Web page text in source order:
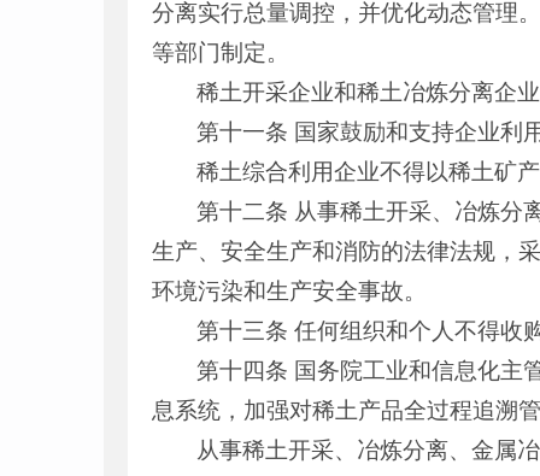
分离实行总量调控，并优化动态管理
等部门制定。
稀土开采企业和稀土冶炼分离企
第十一条 国家鼓励和支持企业利
稀土综合利用企业不得以稀土矿
第十二条 从事稀土开采、冶炼分
生产、安全生产和消防的法律法规，
环境污染和生产安全事故。
第十三条 任何组织和个人不得收
第十四条 国务院工业和信息化主
息系统，加强对稀土产品全过程追溯
从事稀土开采、冶炼分离、金属